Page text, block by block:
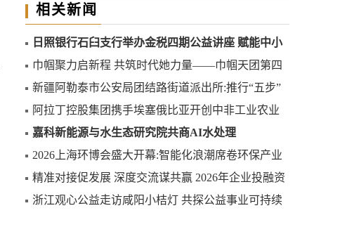
相关新闻
日照银行石臼支行举办金税四期公益讲座 赋能中小
微企业合规发展
巾帼聚力启新程 共筑时代她力量——巾帼天团第四
次组委会筹备会圆满举办
新疆阿勒泰市公安局团结路街道派出所:推行“五步”
工作法 打造新时代“枫”景线
阿拉丁控股集团携手埃塞俄比亚开创中非工业农业
合作新篇章
嘉科新能源与水生态研究院共商AI水处理
2026上海环博会盛大开幕:智能化浪潮席卷环保产业
精准对接促发展 深度交流谋共赢 2026年企业投融资
交流活动第二期圆满举行
浙江观心公益走访咸阳小桔灯 共探公益事业可持续